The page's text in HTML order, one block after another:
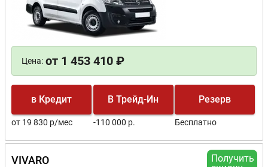
Цена: от 1 453 410 ₽
в Кредит
от 19 830 р/мес
В Трейд-Ин
-110 000 р.
Резерв
Бесплатно
Получить
VIVARO